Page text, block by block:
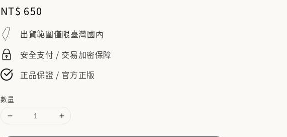
Regular
price
NT$ 650
出貨範圍僅限臺灣國內
安全支付 / 交易加密保障
正品保證 / 官方正版
數量